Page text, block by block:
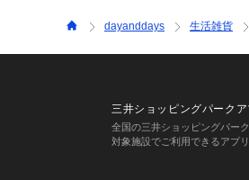
dayanddays 生活雑貨
三井ショッピングパークア
全国の三井ショッピングパー
対象施設でご利用できるアプリ